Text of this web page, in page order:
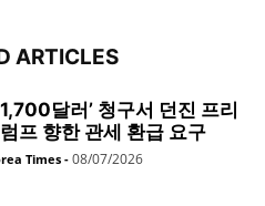
ARTICLES
달러’ 청구서 던진 프리
프 향한 관세 환급 요구
Times - 08/07/2026